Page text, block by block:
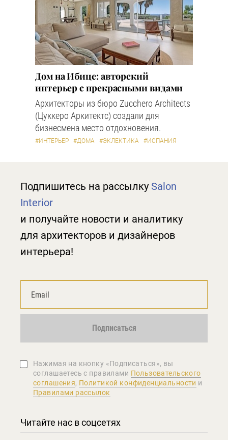
Дом на Ибице: авторский
интерьер с прекрасными видами
Архитекторы из бюро Zucchero Architects
(Цуккеро Аркитектс) создали для
бизнесмена место отдохновения.
#ИНТЕРЬЕР #ДОМА #ЭКЛЕКТИКА #ИСПАНИЯ
Подпишитесь на рассылку Salon
Interior
и получайте новости и аналитику
для архитекторов и дизайнеров
интерьера!
Подписаться
Нажимая на кнопку «Подписаться», вы
соглашаетеcь с правилами Пользовательского
соглашения, Политикой конфиденциальности и
Правилами рассылок
Читайте нас в соцсетях